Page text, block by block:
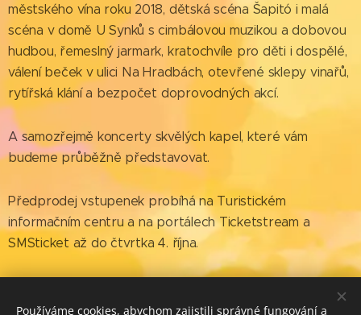
městského vína roku 2018, dětská scéna Šapitó i malá
scéna v domě U Synků s cimbálovou muzikou a dobovou
hudbou, řemeslný jarmark, kratochvíle pro děti i dospělé,
válení beček v ulici Na Hradbách, otevřené sklepy vinařů,
rytířská klání a bezpočet doprovodných akcí.
A samozřejmě koncerty skvělých kapel, které vám
budeme průběžně představovat.
Předprodej vstupenek probíhá na Turistickém
informačním centru a na portálech Ticketstream a
SMSticket až do čtvrtka 4. října.
Používáme cookies, abychom zajistili správné fungování a